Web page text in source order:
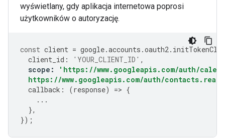
wyświetlany, gdy aplikacja internetowa poprosi
użytkowników o autoryzację.
const client = google.accounts .oauth2.
client_id : 'YOUR_CLIENT_ID' ,
scope :
'https://www.googleapis.com/auth/
https://www.googleapis.com/auth/
callback : (response) => {
...
},
});